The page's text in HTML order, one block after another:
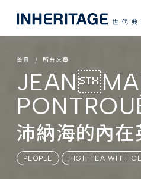
首頁 所有文章
沛納海的內
PEOPLE HIGH TEA WITH